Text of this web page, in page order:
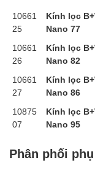
10661
25
Kính lọc
Nano 77
10661
26
Kính lọc
Nano 82
10661
27
Kính lọc
Nano 86
10875
07
Kính lọc
Nano 95
Phân phối